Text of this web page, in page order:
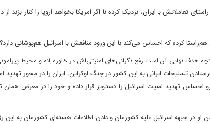
تعاملاتش با ایران، نزدیک کرده تا اگر امریکا بخواهد اروپا را کنار بزند از
کرده که احساس می‌کند با این ورود منافعش با اسرائیل هم‌پوشانی
هدف نهایی آن است رفع نگرانی‌های امنیتی‌اش در خاورمیانه و محیط
تسلیحات ایرانی به این کشور در جنگ اوکراین، ایران را در محور تهدید
تهدید امنیت اسرائیل را دستاویز قرار داده و خود را در معرض همان
در جبهه اسرائیل علیه کشورمان و دادن اطلاعات هسته‌ای کشورمان به این